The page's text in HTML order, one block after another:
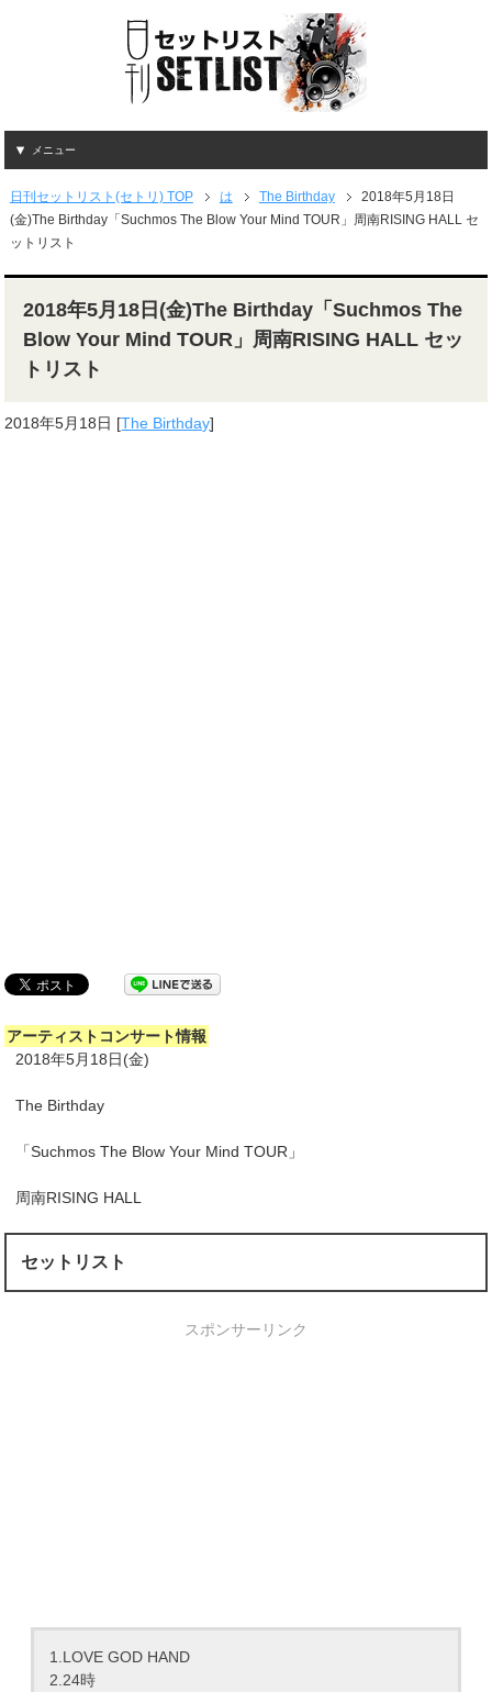
メニュー
日刊セットリスト(セトリ) TOP は The Birthday
2018年5月18日
(金)The Birthday「Suchmos The Blow Your Mind TOUR」周南RISING HALL セ
ットリスト
2018年5月18日(金)The Birthday「Suchmos The
Blow Your Mind TOUR」周南RISING HALL セッ
トリスト
2018年5月18日 [The Birthday]
アーティストコンサート情報
2018年5月18日(金)
The Birthday
「Suchmos The Blow Your Mind TOUR」
周南RISING HALL
セットリスト
スポンサーリンク
1.LOVE GOD HAND
2.24時